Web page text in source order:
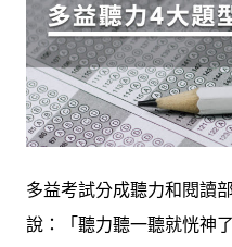
多益考試分成聽力和閱讀
說：「聽力聽一聽就恍神了